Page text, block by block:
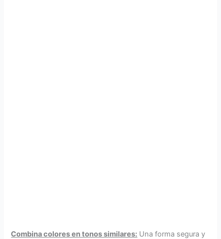
Combina colores en tonos similares: Una forma segura y